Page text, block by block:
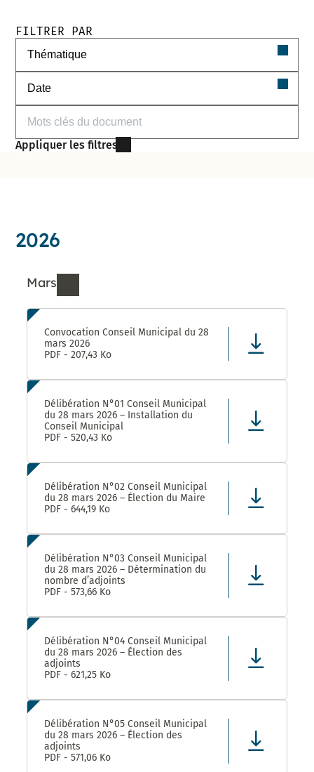
Filtres de recherche des documents
FILTRER PAR
Filtrer par thématique
Filtrer par date
Filtrer par mots-clés
Appliquer les filtres
2026
Mars
Ressources de Mars 2026
Convocation Conseil Municipal du 28
mars 2026
PDF - 207,43 Ko
Délibération N°01 Conseil Municipal
du 28 mars 2026 – Installation du
Conseil Municipal
PDF - 520,43 Ko
Délibération N°02 Conseil Municipal
du 28 mars 2026 – Élection du Maire
PDF - 644,19 Ko
Délibération N°03 Conseil Municipal
du 28 mars 2026 – Détermination du
nombre d’adjoints
PDF - 573,66 Ko
Délibération N°04 Conseil Municipal
du 28 mars 2026 – Élection des
adjoints
PDF - 621,25 Ko
Délibération N°05 Conseil Municipal
du 28 mars 2026 – Élection des
adjoints
PDF - 571,06 Ko